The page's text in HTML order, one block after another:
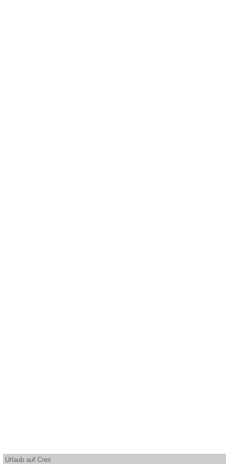
Urlaub auf Cres